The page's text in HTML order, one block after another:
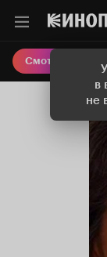
в
не
Смотреть кино